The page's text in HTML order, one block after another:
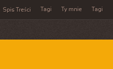
Spis Treści Tagi Ty mnie Tagi